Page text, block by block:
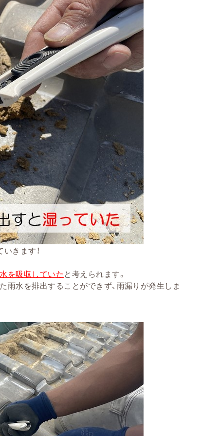
いきます！
を吸収していたと考えられます。
水を排出することができず、雨漏りが発生しま